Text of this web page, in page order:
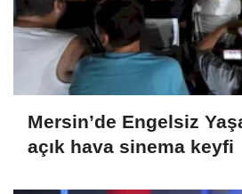
Mersin’de Engelsiz
açık hava sinema keyfi